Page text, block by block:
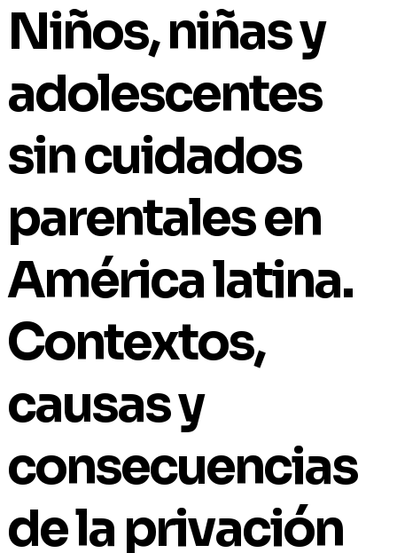
Niños, niñas y
adolescentes
sin cuidados
parentales en
América latina.
Contextos,
causas y
consecuencias
de la privación